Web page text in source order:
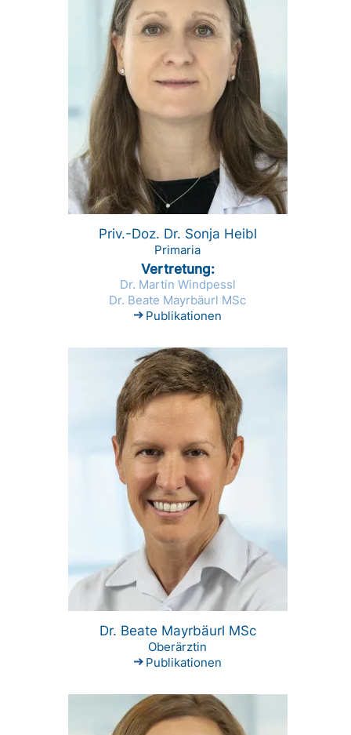
Priv.-Doz. Dr. Sonja Heibl
Primaria
Vertretung
Dr. Martin Windpessl
Dr. Beate Mayrbäurl MSc
Publikationen
Dr. Beate Mayrbäurl MSc
Oberärztin
Publikationen